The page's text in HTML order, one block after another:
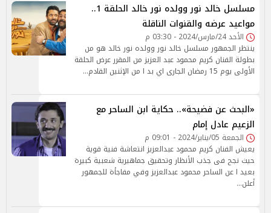
مسلسل خالد نور وولده نور خالد الحلقة 1..
مواعيد عرضه والقنوات الناقلة
الأحد 24/مارس/2024 - 03:30 م
ينتظر الجمهور مسلسل خالد نور وولده نور خالد هو من
بطولة الفنان كريم محمود عبد العزيز من المقرر عرض الحلقة
الأولى يوم 15 رمضان الجارى اي بد ا من الإثنين القادم…
«البحث عن فضيحة».. حكاية ابن الساحر مع
الزعيم عادل إمام
الجمعة 05/يناير/2024 - 09:01 م
يعيش الفنان كريم محمود عبدالعزيز انتعاشة فنية قوية
حيث نجح فى جذب الأنظار وتحقيق جماهيرية شعبية كبيرة
بعيد ا عن الساحر محمود عبدالعزيز وفي مفاجأة للجمهور
أعلن…